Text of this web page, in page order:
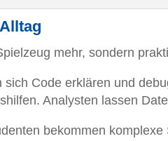
mehr, sondern
Code erklären und
Analysten lassen
bekommen